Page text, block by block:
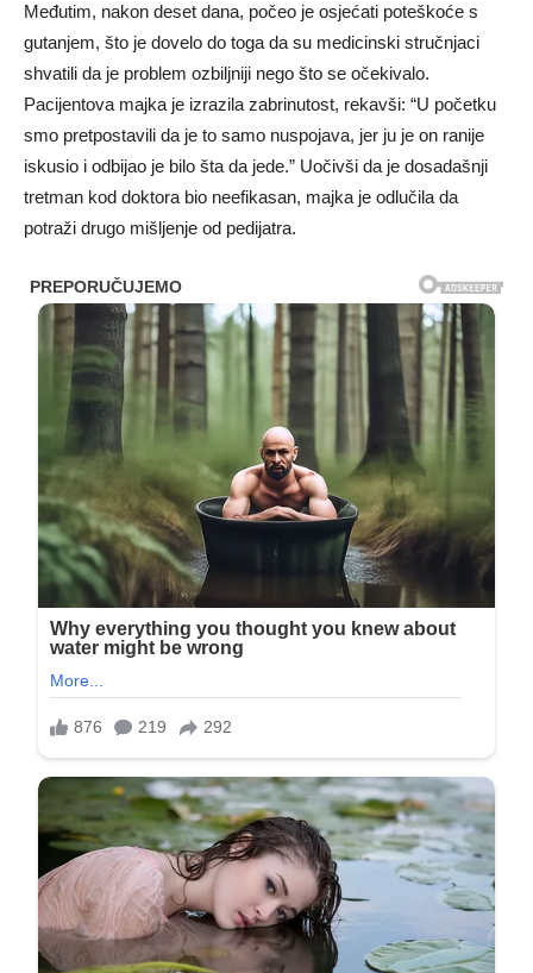
Međutim, nakon deset dana, počeo je osjećati poteškoće s
gutanjem, što je dovelo do toga da su medicinski stručnjaci
shvatili da je problem ozbiljniji nego što se očekivalo.
Pacijentova majka je izrazila zabrinutost, rekavši: “U početku
smo pretpostavili da je to samo nuspojava, jer ju je on ranije
iskusio i odbijao je bilo šta da jede.” Uočivši da je dosadašnji
tretman kod doktora bio neefikasan, majka je odlučila da
potraži drugo mišljenje od pedijatra.